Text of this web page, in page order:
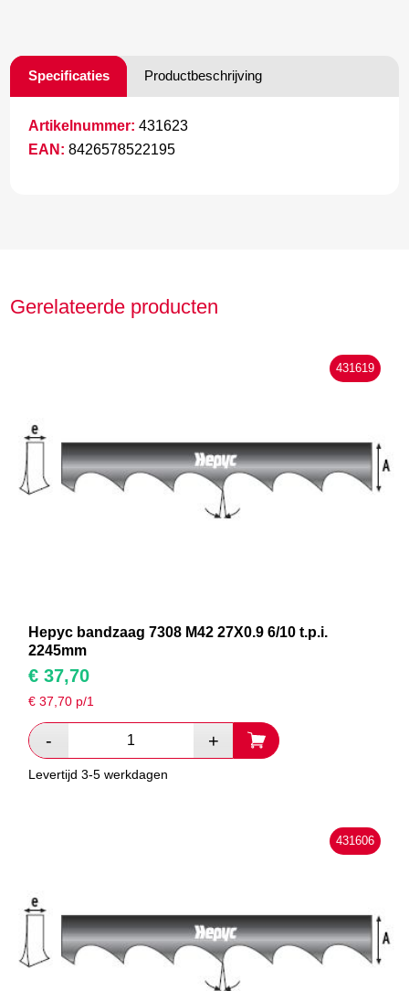
Specificaties Productbeschrijving
Artikelnummer: 431623
EAN: 8426578522195
Gerelateerde producten
431619
Hepyc bandzaag 7308 M42 27X0.9 6/10 t.p.i.
2245mm
€ 37,70
€37,70 p/1
Levertijd 3-5 werkdagen
431606